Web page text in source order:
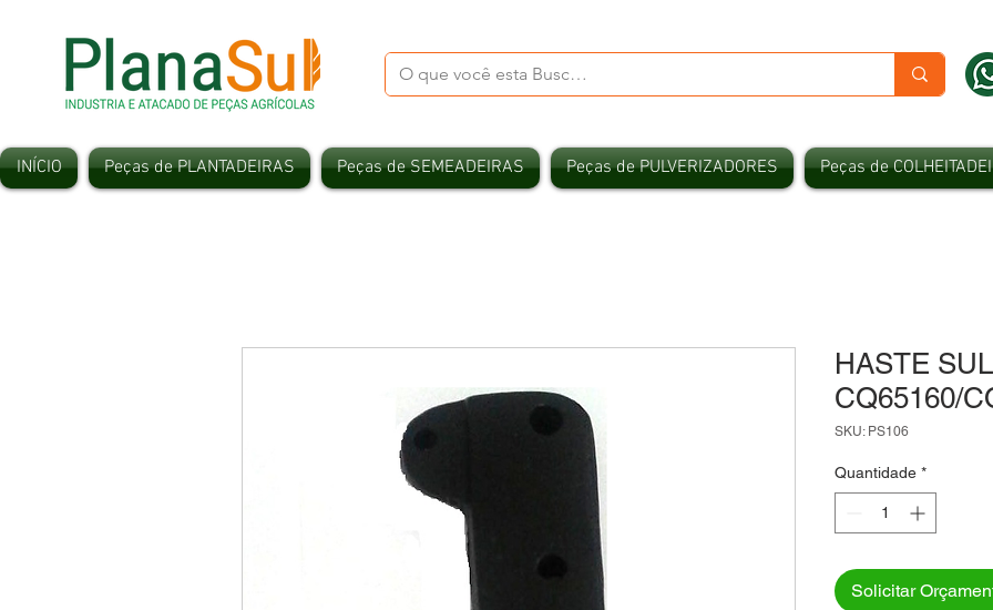
INÍCIO Peças de PLANTADEIRAS Peças de SEMEADEIRAS Peças de PULVERIZADORES Peças de
HASTE
CQ65160/
SKU: PS106
Quantidade *
Solicitar